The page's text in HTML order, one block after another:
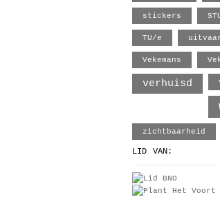
stickers
TU/e
Vekemans
verhuisd
zichtbaarheid
LID VAN: